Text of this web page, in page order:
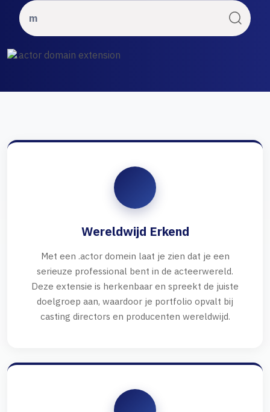
Wereldwijd Erkend
Met een .actor domein laat je zien dat je een
serieuze professional bent in de acteerwereld.
Deze extensie is herkenbaar en spreekt de juiste
doelgroep aan, waardoor je portfolio opvalt bij
casting directors en producenten wereldwijd.